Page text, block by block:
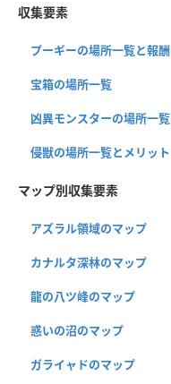
収集要素
プーギーの場所一覧と報酬
宝箱の場所一覧
凶異モンスターの場所一覧
侵獣の場所一覧とメリット
マップ別収集要素
アズラル領域のマップ
カナルタ深林のマップ
龍の八ツ峰のマップ
惑いの沼のマップ
ガライャドのマップ